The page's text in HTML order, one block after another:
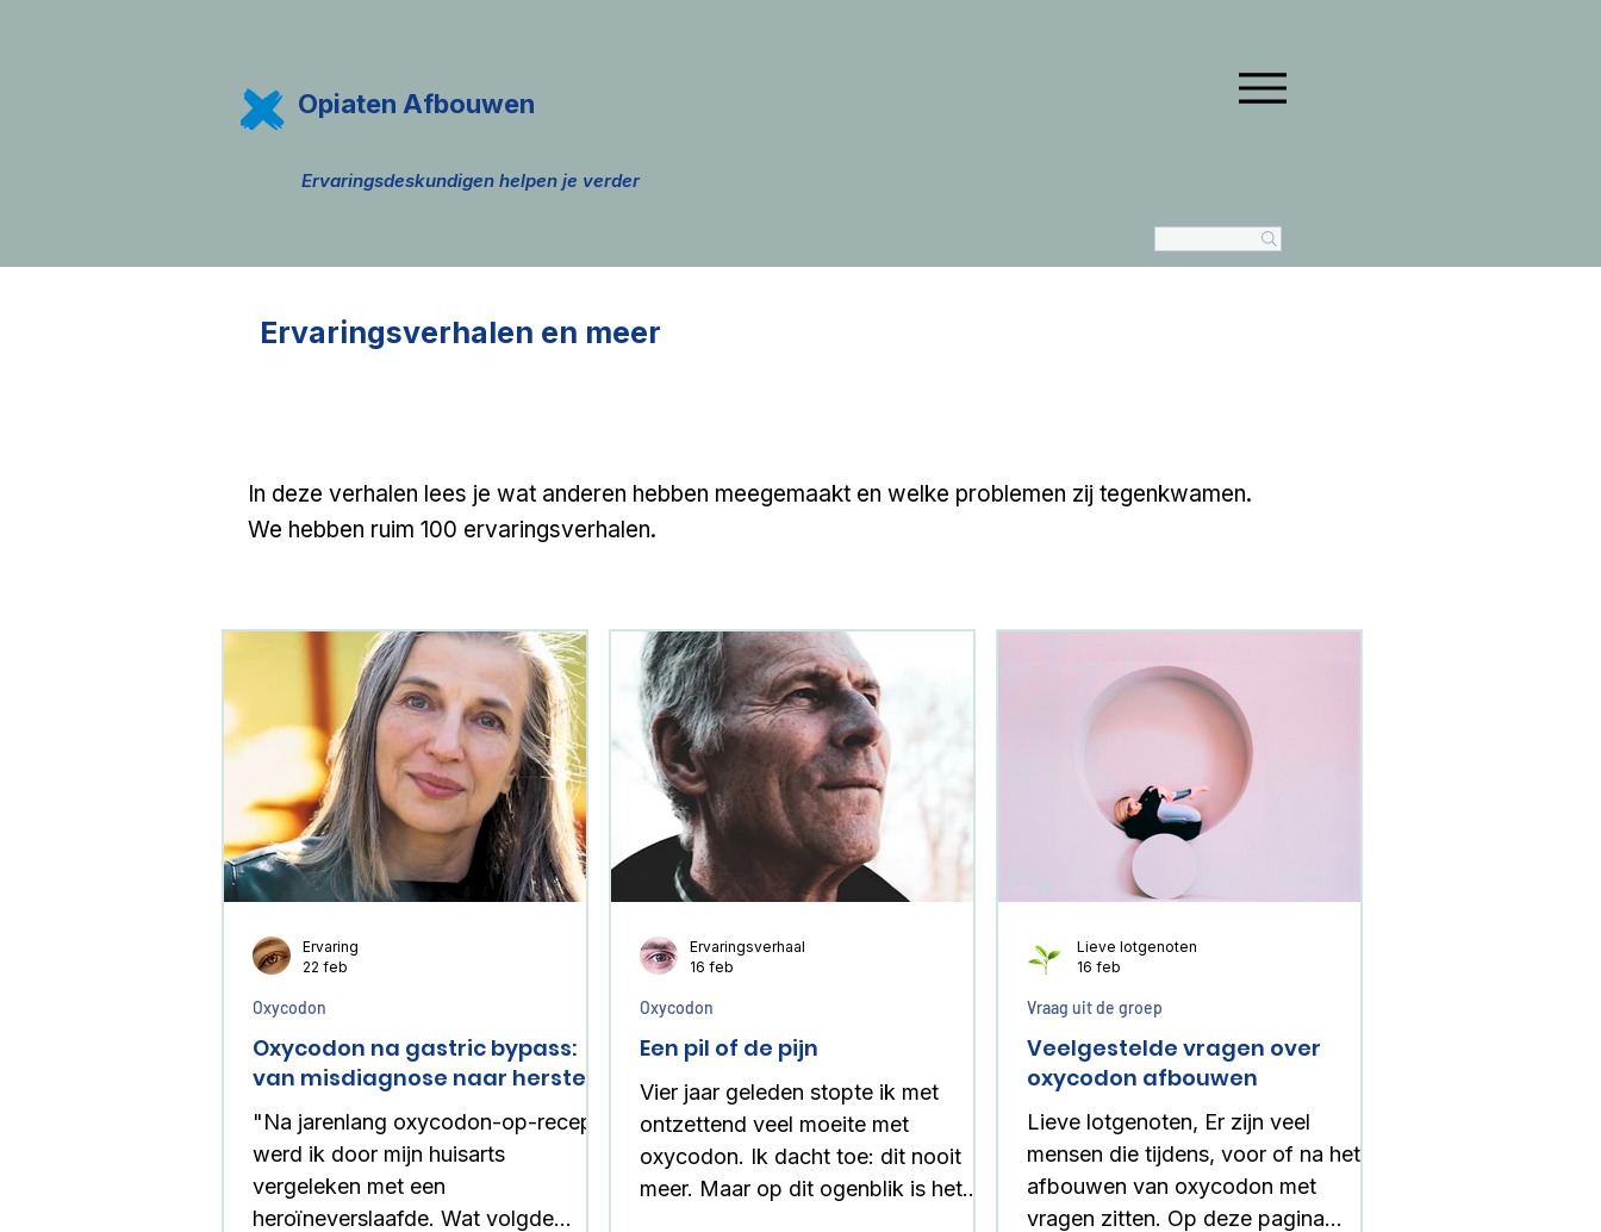
Opiaten Afbouwen
Ervaringsdeskundigen helpen je verder
Ervaringsverhalen en meer
In deze verhalen lees je wat anderen hebben meegemaakt en welke problemen zij tegenkwamen.
We hebben ruim 100 ervaringsverhalen.
Oxycodon na gastric bypass:
van misdiagnose naar herstel
"Na jarenlang oxycodon-op-recept
werd ik door mijn huisarts
vergeleken met een
heroïneverslaafde. Wat volgde
Oxycodon
Ervaring
22 feb
Een pil of de pijn
Vier jaar geleden stopte ik met
ontzettend veel moeite met
oxycodon. Ik dacht toe: dit nooit
meer. Maar op dit ogenblik is het
Oxycodon
Ervaringsverhaal
16 feb
Veelgestelde vragen over
oxycodon afbouwen
Lieve lotgenoten, Er zijn veel
mensen die tijdens, voor of na het
afbouwen van oxycodon met
vragen zitten. Op deze pagina
Vraag uit de groep
Lieve lotgenoten
16 feb